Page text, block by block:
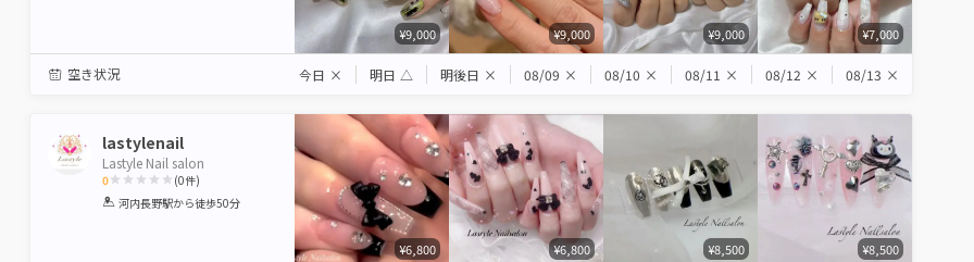
¥9,000 ¥9,000 ¥9,000 ¥7,000
空き状況 今日 × 明日 △ 明後日 × 08/09 × 08/10 × 08/11 × 08/12 × 08/13 ×
lastylenail
Lastyle Nail salon
0
1 2 3 4 5
(0件)
河内長野駅から徒歩50分
¥6,800 ¥6,800 ¥8,500 ¥8,500